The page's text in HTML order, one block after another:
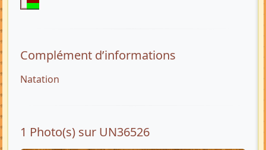
Complément d’informations
Natation
1 Photo(s) sur UN36526